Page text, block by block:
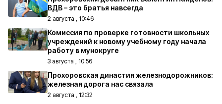
ВДВ – это братья навсегда
2 августа , 10:46
Комиссия по проверке готовности школьных
учреждений к новому учебному году начала
работу в мунокруге
3 августа , 10:56
Прохоровская династия железнодорожников:
железная дорога нас связала
2 августа , 12:32